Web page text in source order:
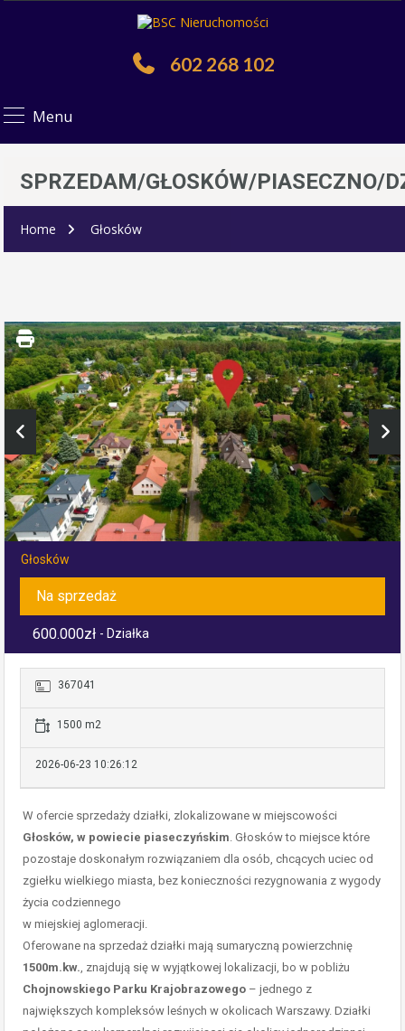
602 268 102
Menu
SPRZEDAM/GŁOSKÓW/PIASECZNO/
Home Głosków
Głosków
Na sprzedaż
600.000zł - Działka
367041
1500 m2
2026-06-23 10:26:12
W ofercie sprzedaży działki, zlokalizowane w miejscowości
Głosków, w powiecie piaseczyńskim. Głosków to miejsce które
pozostaje doskonałym rozwiązaniem dla osób, chcących uciec od
zgiełku wielkiego miasta, bez konieczności rezygnowania z wygody
życia codziennego
w miejskiej aglomeracji.
Oferowane na sprzedaż działki mają sumaryczną powierzchnię
1500m.kw., znajdują się w wyjątkowej lokalizacji, bo w pobliżu
Chojnowskiego Parku Krajobrazowego – jednego z
największych kompleksów leśnych w okolicach Warszawy. Działki